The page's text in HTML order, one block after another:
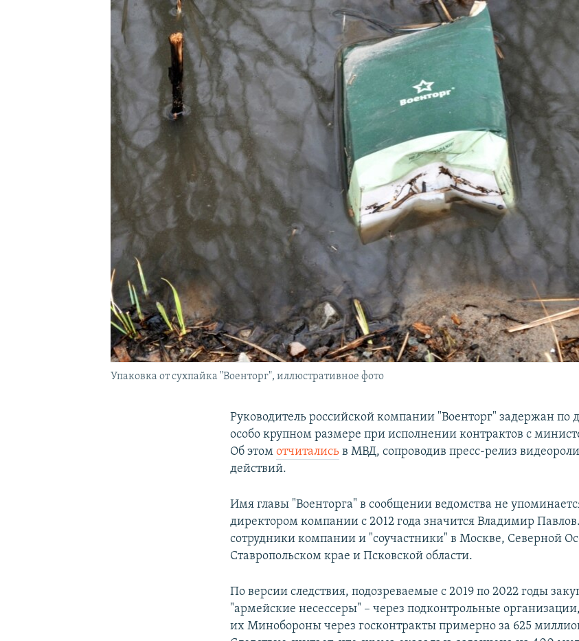
ПОДПИШИТЕСЬ НА РАССЫЛКУ
Упаковка от сухпайка "Военторг", иллюстративное фото
Руководитель российской компании "Военторг" задержан по
особо крупном размере при исполнении контрактов с
Об этомотчитались в МВД, сопроводив пресс-релиз
действий.
Имя главы "Военторга" в сообщении ведомства не
директором компании с 2012 года значится Владимир
сотрудники компании и "соучастники" в Москве, Северной
Ставропольском крае и Псковской области.
По версии следствия, подозреваемые с 2019 по 2022 годы
"армейские несессеры" – через подконтрольные
их Минобороны через госконтракты примерно за 625